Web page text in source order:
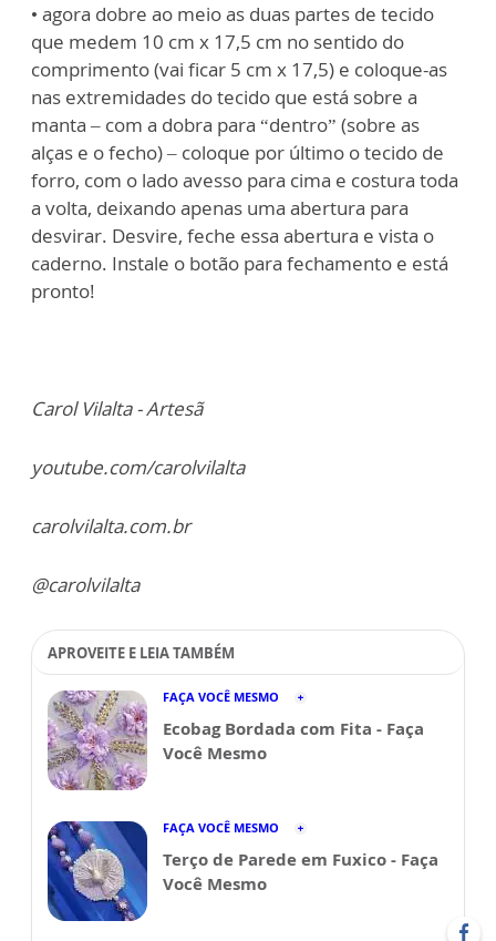
• agora dobre ao meio as duas partes de tecido
que medem 10 cm x 17,5 cm no sentido do
comprimento (vai ficar 5 cm x 17,5) e coloque-as
nas extremidades do tecido que está sobre a
manta – com a dobra para “dentro” (sobre as
alças e o fecho) – coloque por último o tecido de
forro, com o lado avesso para cima e costura toda
a volta, deixando apenas uma abertura para
desvirar. Desvire, feche essa abertura e vista o
caderno. Instale o botão para fechamento e está
pronto!
Carol Vilalta - Artesã
youtube.com/carolvilalta
carolvilalta.com.br
@carolvilalta
APROVEITE E LEIA TAMBÉM
FAÇA VOCÊ MESMO
Ecobag Bordada com Fita - Faça
Você Mesmo
FAÇA VOCÊ MESMO
Terço de Parede em Fuxico - Faça
Você Mesmo